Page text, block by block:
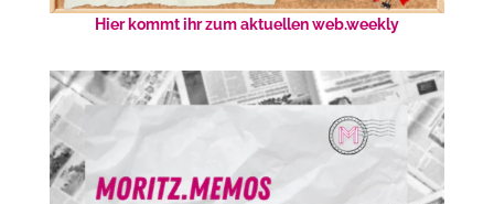
Hier kommt ihr zum aktuellen web.weekly